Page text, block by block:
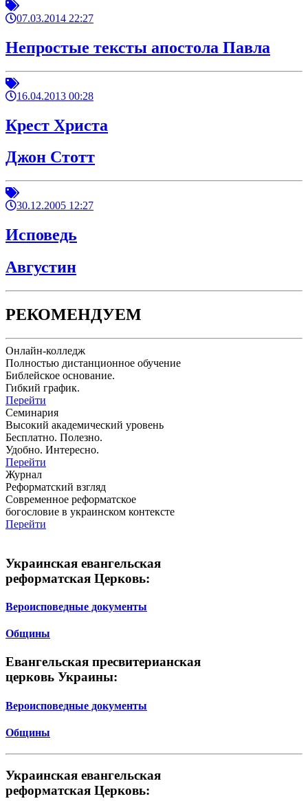
07.03.2014 22:27
Непростые тексты апостола Павла
16.04.2013 00:28
Крест Христа
Джон Стотт
30.12.2005 12:27
Исповедь
Августин
РЕКОМЕНДУЕМ
Онлайн-колледж
Полностью дистанционное обучение
Библейское основание.
Гибкий график.
Перейти
Семинария
Высокий академический уровень
Бесплатно. Полезно.
Удобно. Интересно.
Перейти
Журнал
Реформатский взгляд
Современное реформатское
богословие в украинском контексте
Перейти
Украинская евангельская
реформатская Церковь:
Вероисповедные документы
Общины
Евангельская пресвитерианская
церковь Украины:
Вероисповедные документы
Общины
Украинская евангельская
реформатская Церковь: